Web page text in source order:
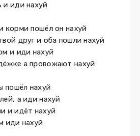
и иди нахуй
корми пошёл он нахуй
друг и оба пошли нахуй
и иди нахуй
а провожают нахуй
пошёл нахуй
а иди нахуй
и идёт нахуй
иди нахуй